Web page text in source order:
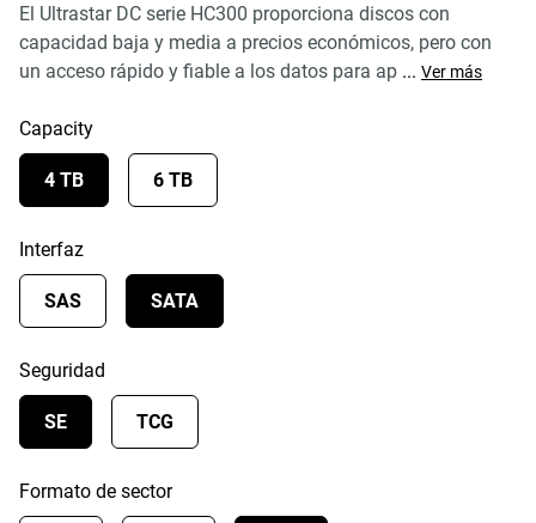
El Ultrastar DC serie HC300 proporciona discos con
capacidad baja y media a precios económicos, pero con
un acceso rápido y fiable a los datos para ap ... Ver más
Capacity
4 TB 6 TB
Interfaz
SAS SATA
Seguridad
SE TCG
Formato de sector